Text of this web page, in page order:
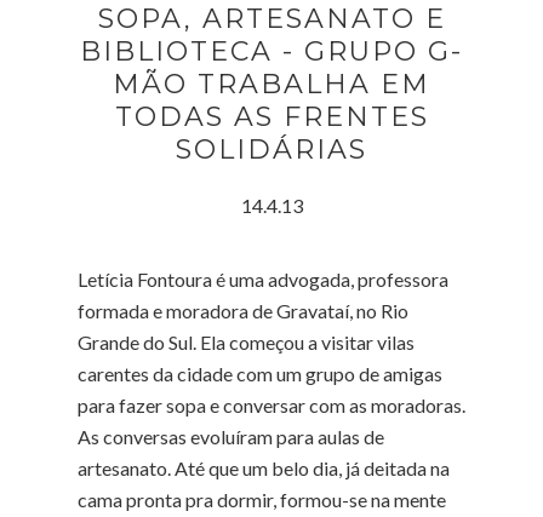
SOPA, ARTESANATO E
BIBLIOTECA - GRUPO G-
MÃO TRABALHA EM
TODAS AS FRENTES
SOLIDÁRIAS
14.4.13
Letícia Fontoura é uma advogada, professora
formada e moradora de Gravataí, no Rio
Grande do Sul. Ela começou a visitar vilas
carentes da cidade com um grupo de amigas
para fazer sopa e conversar com as moradoras.
As conversas evoluíram para aulas de
artesanato. Até que um belo dia, já deitada na
cama pronta pra dormir, formou-se na mente